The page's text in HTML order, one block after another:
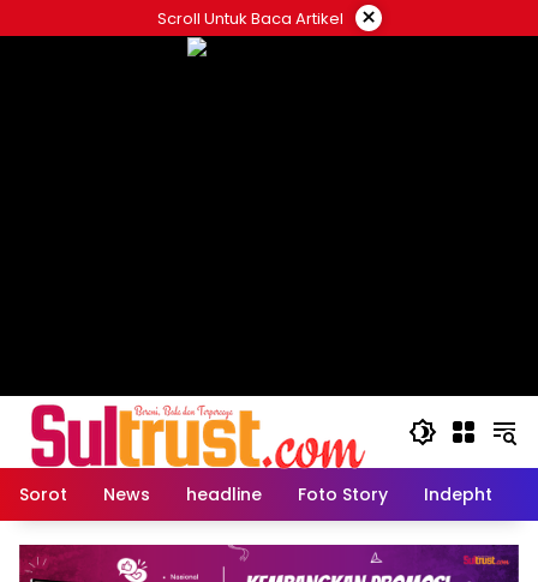
to
Scroll Untuk Baca Artikel ×
Sorot News headline Foto Story Indepht